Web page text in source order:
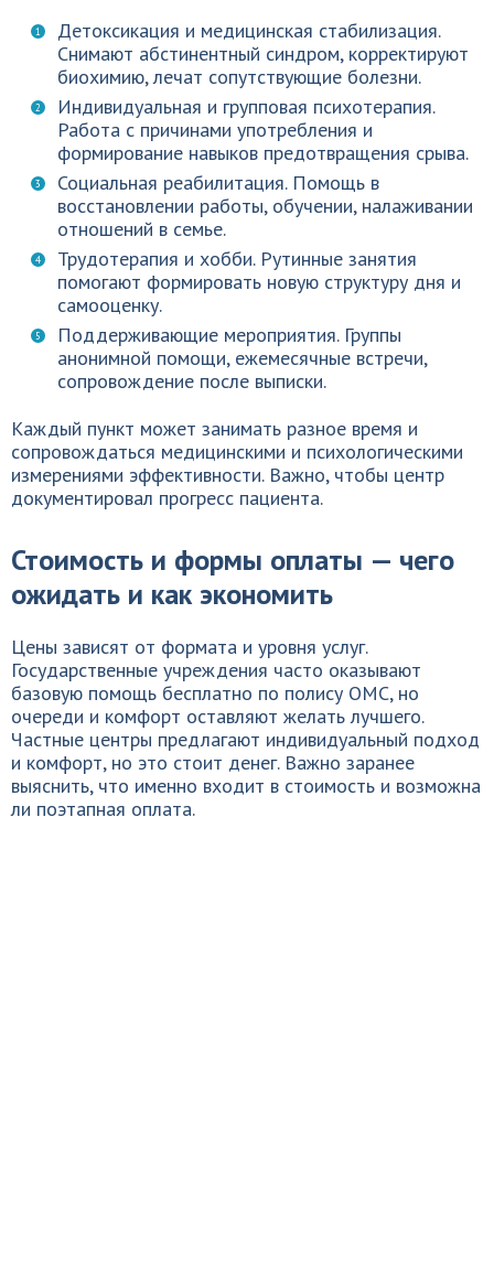
Детоксикация и медицинская стабилизация.
Снимают абстинентный синдром, корректируют
биохимию, лечат сопутствующие болезни.
Индивидуальная и групповая психотерапия.
Работа с причинами употребления и
формирование навыков предотвращения срыва.
Социальная реабилитация. Помощь в
восстановлении работы, обучении, налаживании
отношений в семье.
Трудотерапия и хобби. Рутинные занятия
помогают формировать новую структуру дня и
самооценку.
Поддерживающие мероприятия. Группы
анонимной помощи, ежемесячные встречи,
сопровождение после выписки.
Каждый пункт может занимать разное время и
сопровождаться медицинскими и психологическими
измерениями эффективности. Важно, чтобы центр
документировал прогресс пациента.
Стоимость и формы оплаты — чего
ожидать и как экономить
Цены зависят от формата и уровня услуг.
Государственные учреждения часто оказывают
базовую помощь бесплатно по полису ОМС, но
очереди и комфорт оставляют желать лучшего.
Частные центры предлагают индивидуальный подход
и комфорт, но это стоит денег. Важно заранее
выяснить, что именно входит в стоимость и возможна
ли поэтапная оплата.